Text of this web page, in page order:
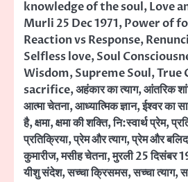
knowledge of the soul,Love
Murli 25 Dec 1971,Power of
Reaction vs Response,
Selfless love,Soul
Wisdom,Supreme Soul,True
sacrifice,अहंकार का त्याग,आंतरिक
आत्मा चेतना,आध्यात्मिक ज्ञान,ईश्वर का
है,क्षमा,क्षमा की शक्ति,नि:स्वार्थ प्रेम,
प्रतिक्रिया,प्रेम और त्याग,प्रेम और
कुमारीज,मसीह चेतना,मुरली 25 दिसंबर
यीशु संदेश,सच्चा क्रिसमस,सच्चा त्याग,